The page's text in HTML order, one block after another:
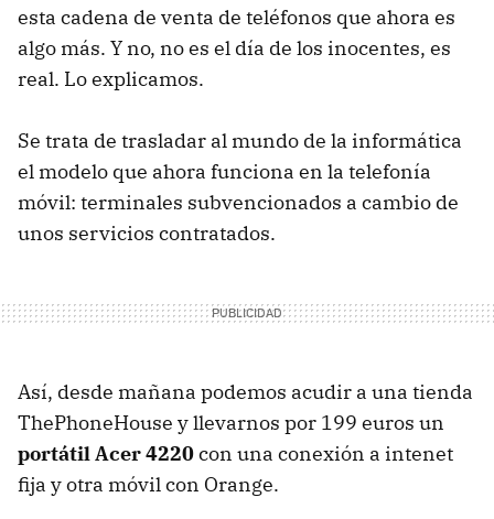
esta cadena de venta de teléfonos que ahora es
algo más. Y no, no es el día de los inocentes, es
real. Lo explicamos.
Se trata de trasladar al mundo de la informática
el modelo que ahora funciona en la telefonía
móvil: terminales subvencionados a cambio de
unos servicios contratados.
Así, desde mañana podemos acudir a una tienda
ThePhoneHouse y llevarnos por 199 euros un
portátil Acer 4220con una conexión a intenet
fija y otra móvil con Orange.